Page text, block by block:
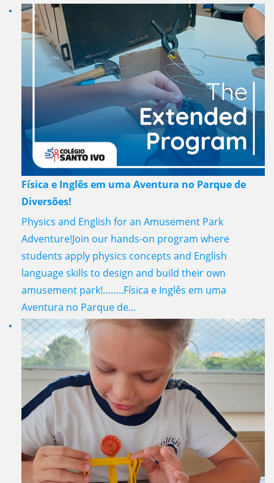
Física e Inglês em uma Aventura no Parque de
Diversões!
Physics and English for an Amusement Park
Adventure!Join our hands-on program where
students apply physics concepts and English
language skills to design and build their own
amusement park!……..Física e Inglês em uma
Aventura no Parque de...